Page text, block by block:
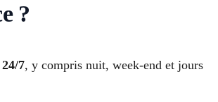
?
7, y compris nuit, week-end et jours